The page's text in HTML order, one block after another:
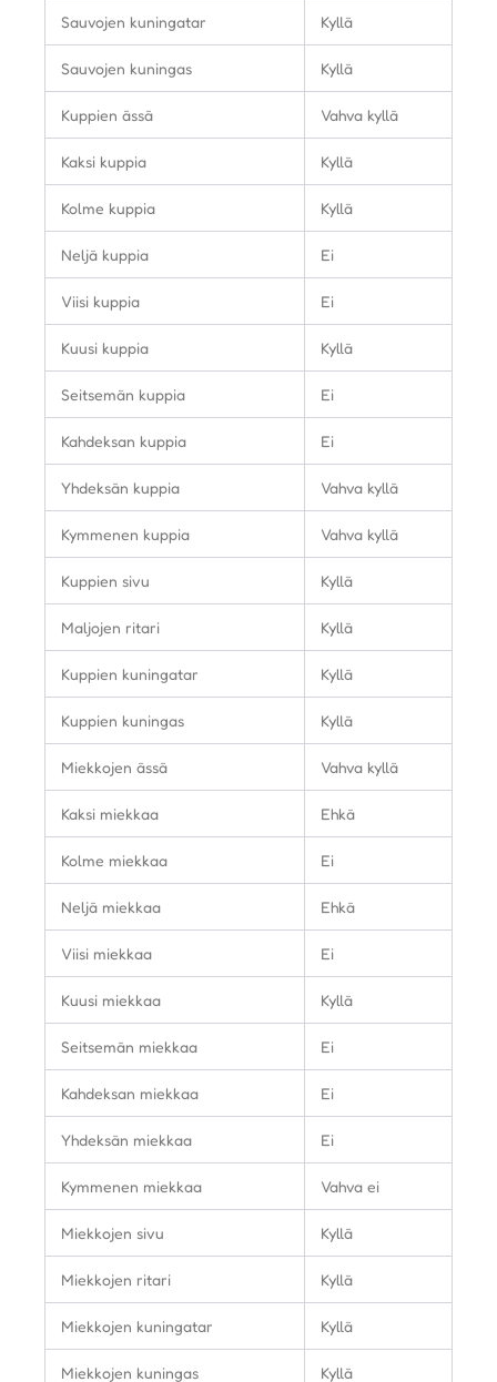
Sauvojen kuningatar Kyllä
Sauvojen kuningas Kyllä
Kuppien ässä Vahva kyllä
Kaksi kuppia Kyllä
Kolme kuppia Kyllä
Neljä kuppia Ei
Viisi kuppia Ei
Kuusi kuppia Kyllä
Seitsemän kuppia Ei
Kahdeksan kuppia Ei
Yhdeksän kuppia Vahva kyllä
Kymmenen kuppia Vahva kyllä
Kuppien sivu Kyllä
Maljojen ritari Kyllä
Kuppien kuningatar Kyllä
Kuppien kuningas Kyllä
Miekkojen ässä Vahva kyllä
Kaksi miekkaa Ehkä
Kolme miekkaa Ei
Neljä miekkaa Ehkä
Viisi miekkaa Ei
Kuusi miekkaa Kyllä
Seitsemän miekkaa Ei
Kahdeksan miekkaa Ei
Yhdeksän miekkaa Ei
Kymmenen miekkaa Vahva ei
Miekkojen sivu Kyllä
Miekkojen ritari Kyllä
Miekkojen kuningatar Kyllä
Miekkojen kuningas Kyllä